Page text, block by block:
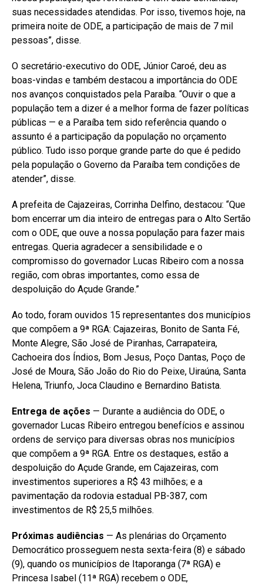
suas necessidades atendidas. Por isso, tivemos hoje, na
primeira noite de ODE, a participação de mais de 7 mil
pessoas”, disse.
O secretário-executivo do ODE, Júnior Caroé, deu as
boas-vindas e também destacou a importância do ODE
nos avanços conquistados pela Paraíba. “Ouvir o que a
população tem a dizer é a melhor forma de fazer políticas
públicas — e a Paraíba tem sido referência quando o
assunto é a participação da população no orçamento
público. Tudo isso porque grande parte do que é pedido
pela população o Governo da Paraíba tem condições de
atender”, disse.
A prefeita de Cajazeiras, Corrinha Delfino, destacou: “Que
bom encerrar um dia inteiro de entregas para o Alto Sertão
com o ODE, que ouve a nossa população para fazer mais
entregas. Queria agradecer a sensibilidade e o
compromisso do governador Lucas Ribeiro com a nossa
região, com obras importantes, como essa de
despoluição do Açude Grande.”
Ao todo, foram ouvidos 15 representantes dos municípios
que compõem a 9ª RGA: Cajazeiras, Bonito de Santa Fé,
Monte Alegre, São José de Piranhas, Carrapateira,
Cachoeira dos Índios, Bom Jesus, Poço Dantas, Poço de
José de Moura, São João do Rio do Peixe, Uiraúna, Santa
Helena, Triunfo, Joca Claudino e Bernardino Batista.
Entrega de ações — Durante a audiência do ODE, o
governador Lucas Ribeiro entregou benefícios e assinou
ordens de serviço para diversas obras nos municípios
que compõem a 9ª RGA. Entre os destaques, estão a
despoluição do Açude Grande, em Cajazeiras, com
investimentos superiores a R$ 43 milhões; e a
pavimentação da rodovia estadual PB-387, com
investimentos de R$ 25,5 milhões.
Próximas audiências — As plenárias do Orçamento
Democrático prosseguem nesta sexta-feira (8) e sábado
(9), quando os municípios de Itaporanga (7ª RGA) e
Princesa Isabel (11ª RGA) recebem o ODE,